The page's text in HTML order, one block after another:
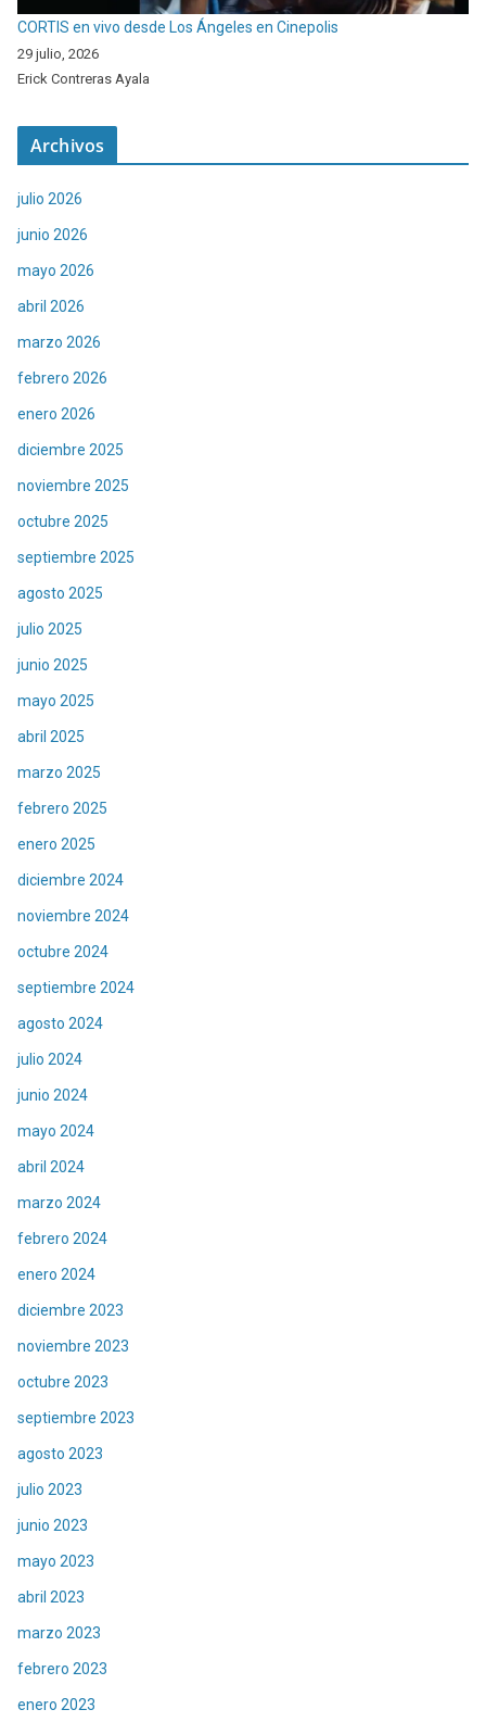
CORTIS en vivo desde Los Ángeles en Cinepolis
29 julio, 2026
Erick Contreras Ayala
Archivos
julio 2026
junio 2026
mayo 2026
abril 2026
marzo 2026
febrero 2026
enero 2026
diciembre 2025
noviembre 2025
octubre 2025
septiembre 2025
agosto 2025
julio 2025
junio 2025
mayo 2025
abril 2025
marzo 2025
febrero 2025
enero 2025
diciembre 2024
noviembre 2024
octubre 2024
septiembre 2024
agosto 2024
julio 2024
junio 2024
mayo 2024
abril 2024
marzo 2024
febrero 2024
enero 2024
diciembre 2023
noviembre 2023
octubre 2023
septiembre 2023
agosto 2023
julio 2023
junio 2023
mayo 2023
abril 2023
marzo 2023
febrero 2023
enero 2023